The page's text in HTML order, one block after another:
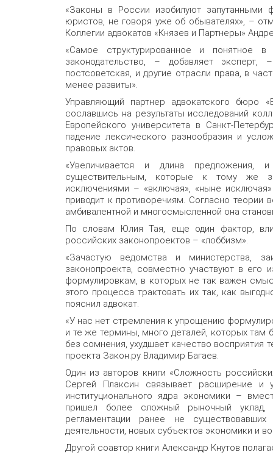
«Законы в России изобилуют
юристов, не говоря уже об обывателях», –
Коллегии адвокатов «Князев и Партнеры»
«Самое структурированное и понятное в
законодательство, – добавляет
постсоветская, и другие отрасли права, в
менее развиты».
Управляющий партнер адвокатского бюро
сославшись на результаты исследований
Европейского университета в Санкт-
падение лексического разнообразия и
правовых актов.
«Увеличивается и длина
существительным, которые к тому же
исключениями – «включая», «ныне
приводит к противоречиям. Согласно теории
амбивалентной и многосмысленной она
По словам Юлия Тая, еще один фактор,
российских законопроектов – «лоббизм».
«Зачастую ведомства и министерства,
законопроекта, совместно участвуют в его
формулировкам, в которых не так важен
этого процесса трактовать их так, как
пояснил адвокат.
«У нас нет стремления к упрощению
и те же термины, много деталей, которых там
без сомнения, ухудшает качество восприятия
проекта Закон.ру Владимир Багаев.
Один из авторов книги «Сложность
Сергей Плаксин связывает расширение и
институционального ядра экономики –
пришел более сложный рыночный уклад,
регламентации ранее не
деятельности, новых субъектов экономики и
Другой соавтор книги Александр Кнутов